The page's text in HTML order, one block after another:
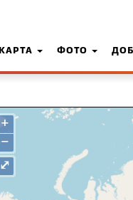
КАРТА ФОТО
+
−
⤢